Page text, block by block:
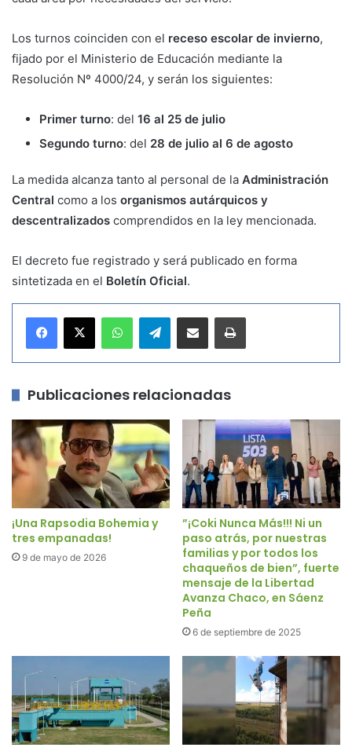
Los turnos coinciden con el receso escolar de invierno,
fijado por el Ministerio de Educación mediante la
Resolución Nº 4000/24, y serán los siguientes:
Primer turno: del 16 al 25 de julio
Segundo turno: del 28 de julio al 6 de agosto
La medida alcanza tanto al personal de la Administración
Central como a los organismos autárquicos y
descentralizados comprendidos en la ley mencionada.
El decreto fue registrado y será publicado en forma
sintetizada en el Boletín Oficial.
Telegram
Publicaciones relacionadas
¡Una Rapsodia Bohemia y
tres empanadas!
9 de mayo de 2026
”¡Coki Nunca Más!!! Ni un
paso atrás, por nuestras
familias y por todos los
chaqueños de bien”, fuerte
mensaje de la Libertad
Avanza Chaco, en Sáenz
Peña
6 de septiembre de 2025